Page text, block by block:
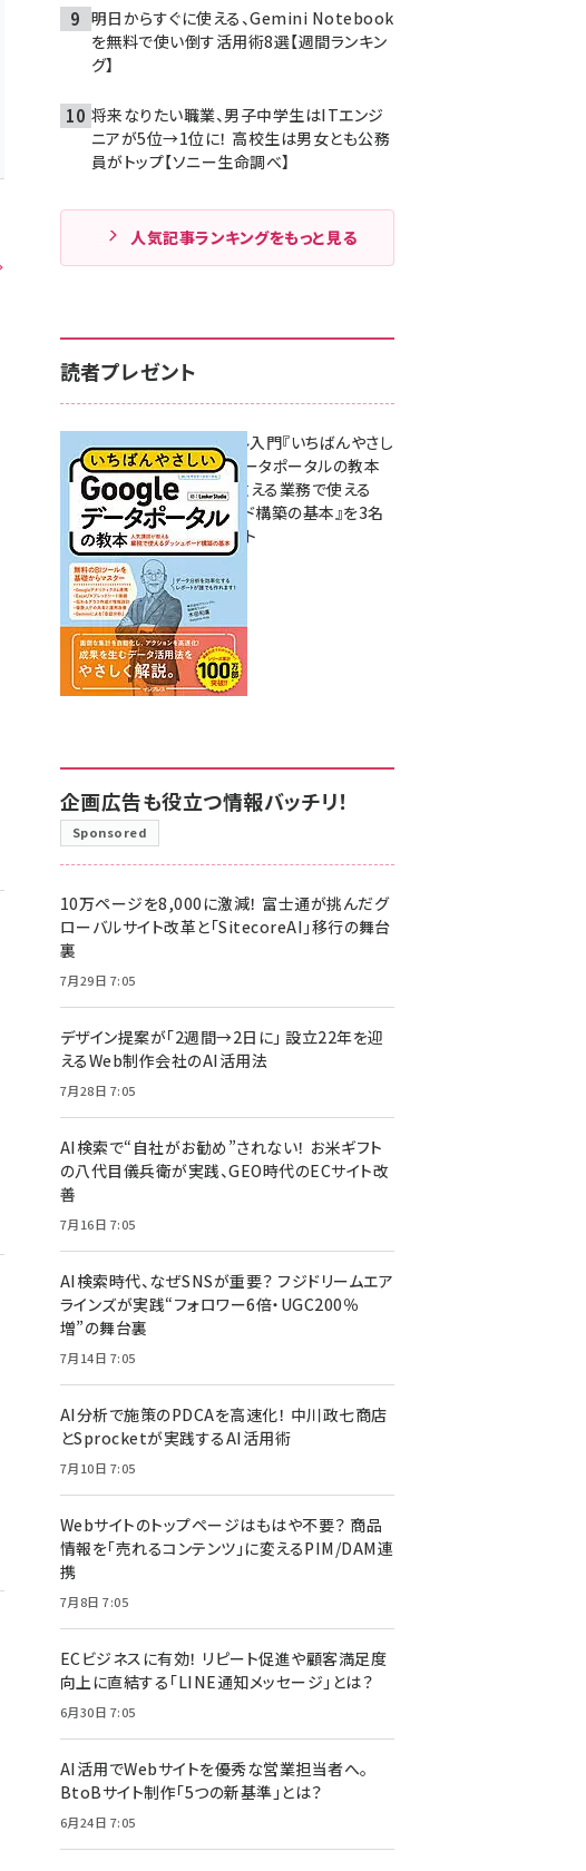
明日からすぐに使える、Gemini Notebook
を無料で使い倒す活用術8選【週間ランキン
グ】
将来なりたい職業、男子中学生はITエンジ
ニアが5位→1位に！ 高校生は男女とも公務
員がトップ【ソニー生命調べ】
人気記事ランキングをもっと見る
読者プレゼント
無料BIツール入門『いちばんやさし
いGoogleデータポータルの教本
人気講師が教える業務で使える
ダッシュボード構築の基本』を3名
様にプレゼント
7月31日 10:00
企画広告も役立つ情報バッチリ！
Sponsored
10万ページを8,000に激減！ 富士通が挑んだグ
ローバルサイト改革と「SitecoreAI」移行の舞台
裏
7月29日 7:05
デザイン提案が「2週間→2日に」 設立22年を迎
えるWeb制作会社のAI活用法
7月28日 7:05
AI検索で“自社がお勧め”されない！ お米ギフト
の八代目儀兵衛が実践、GEO時代のECサイト改
善
7月16日 7:05
AI検索時代、なぜSNSが重要？ フジドリームエア
ラインズが実践“フォロワー6倍・UGC200％
増”の舞台裏
7月14日 7:05
AI分析で施策のPDCAを高速化！ 中川政七商店
とSprocketが実践するAI活用術
7月10日 7:05
Webサイトのトップページはもはや不要？ 商品
情報を「売れるコンテンツ」に変えるPIM/DAM連
携
7月8日 7:05
ECビジネスに有効！ リピート促進や顧客満足度
向上に直結する「LINE通知メッセージ」とは？
6月30日 7:05
AI活用でWebサイトを優秀な営業担当者へ。
BtoBサイト制作「5つの新基準」とは？
6月24日 7:05